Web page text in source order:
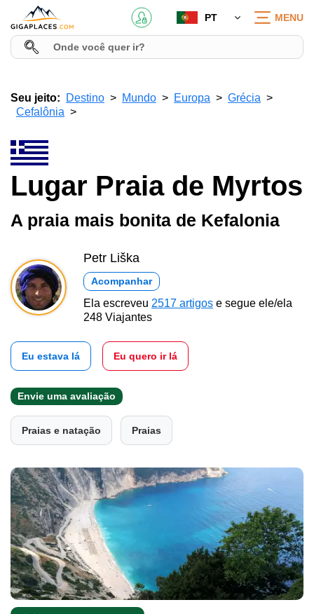
PT MENU
Seu jeito: Destino Mundo Europa
Grécia
Cefalônia
Lugar Praia de Myrtos
A praia mais bonita de Kefalonia
Petr Liška
Acompanhar
Ela escreveu 2517 artigos e segue ele/ela
248 Viajantes
Eu estava lá Eu quero ir lá
Envie uma avaliação
Praias e natação Praias